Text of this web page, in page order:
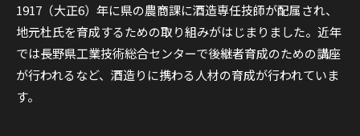
1917（大正6）年に県の農商課に酒造専任技師が配属され、
地元杜氏を育成するための取り組みがはじまりました。近年
では長野県工業技術総合センターで後継者育成のための講座
が行われるなど、酒造りに携わる人材の育成が行われていま
す。